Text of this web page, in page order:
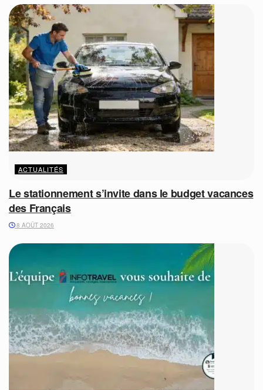
ACTUALITÉS
Le stationnement s’invite dans le budget vacances
des Français
8 AOÛT 2026